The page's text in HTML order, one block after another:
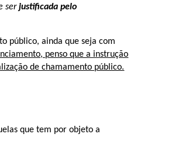
serjustificada pelo
público, ainda que seja com
penso que a instrução
de chamamento público.
que tem por objeto a